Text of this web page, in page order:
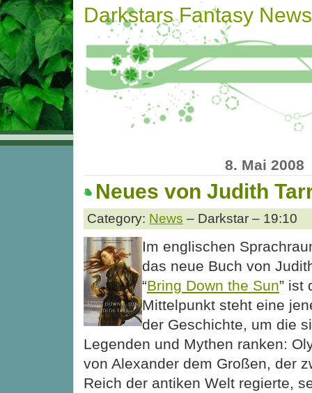
Darkstars Fantasy News
8. Mai 2008
Neues von Judith
Category: News – Darkstar – 19:10
Im englischen
das neue Buch von
“Bring Down the Sun” ist
Mittelpunkt steht eine
der Geschichte, um die
Legenden und Mythen ranken:
von Alexander dem Großen, der
Reich der antiken Welt regierte,